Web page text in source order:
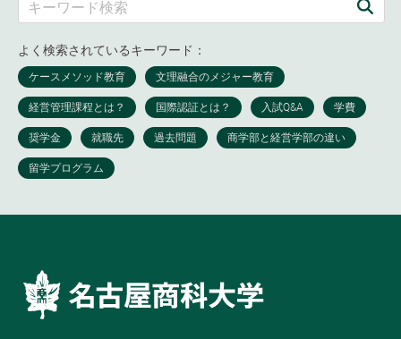
よく検索されているキーワード：